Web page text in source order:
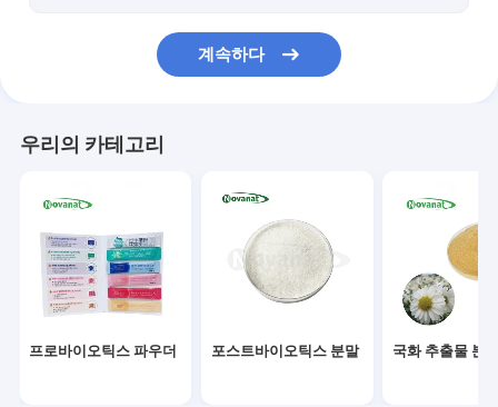
구기자 추출물 분말
인스턴트 차 추출물 분말
과일 야채 분말
유기농 말린 허브
계속하다
우리의 카테고리
프로바이오틱스 파우더 포스트바이오틱스 분말 국화 추출물 분